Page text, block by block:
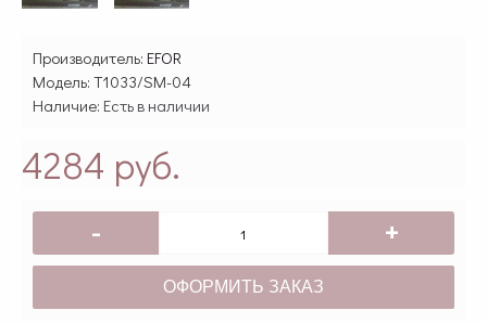
Производитель: EFOR
Модель: T1033/SM-04
Наличие: Есть в наличии
4284 руб.
- +
ОФОРМИТЬ ЗАКАЗ